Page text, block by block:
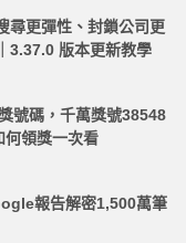
尋更彈性、封鎖公司更
3.37.0 版本更新教學
號碼，千萬獎號38548
何領獎一次看
報告解密1,500萬筆